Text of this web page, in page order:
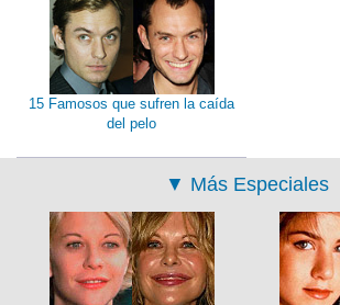
15 Famosos que sufren la caída
del pelo
▼ Más Especiales